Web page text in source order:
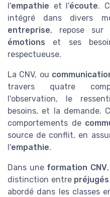
l'empathie et l'écoute.
intégré dans divers
entreprise, repose sur
émotions et ses
respectueuse.
La CNV, ou
travers quatre
l'observation, le
besoins, et la demande.
comportements de
source de conflit, en
l'empathie.
Dans une formation CNV
distinction entre préjugés
abordé dans les classes